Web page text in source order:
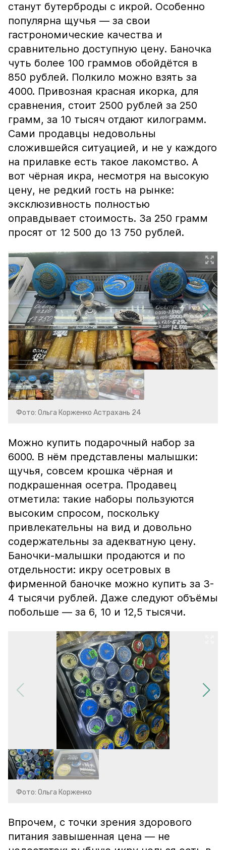
станут бутерброды с икрой. Особенно
популярна щучья — за свои
гастрономические качества и
сравнительно доступную цену. Баночка
чуть более 100 граммов обойдётся в
850 рублей. Полкило можно взять за
4000. Привозная красная икорка, для
сравнения, стоит 2500 рублей за 250
грамм, за 10 тысяч отдают килограмм.
Сами продавцы недовольны
сложившейся ситуацией, и не у каждого
на прилавке есть такое лакомство. А
вот чёрная икра, несмотря на высокую
цену, не редкий гость на рынке:
эксклюзивность полностью
оправдывает стоимость. За 250 грамм
просят от 12 500 до 13 750 рублей.
Фото: Ольга Корженко Астрахань 24
Можно купить подарочный набор за
6000. В нём представлены малышки:
щучья, совсем крошка чёрная и
подкрашенная осетра. Продавец
отметила: такие наборы пользуются
высоким спросом, поскольку
привлекательны на вид и довольно
содержательны за адекватную цену.
Баночки-малышки продаются и по
отдельности: икру осетровых в
фирменной баночке можно купить за 3-
4 тысячи рублей. Даже следуют объёмы
побольше — за 6, 10 и 12,5 тысячи.
Фото: Ольга Корженко
Впрочем, с точки зрения здорового
питания завышенная цена — не